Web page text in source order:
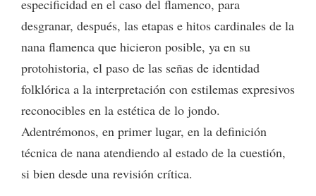
especificidad en el caso del flamenco, para
desgranar, después, las etapas e hitos cardinales de la
nana flamenca que hicieron posible, ya en su
protohistoria, el paso de las señas de identidad
folklórica a la interpretación con estilemas expresivos
reconocibles en la estética de lo jondo.
Adentrémonos, en primer lugar, en la definición
técnica de nana atendiendo al estado de la cuestión,
si bien desde una revisión crítica.